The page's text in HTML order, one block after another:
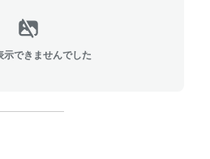
示できませんでした